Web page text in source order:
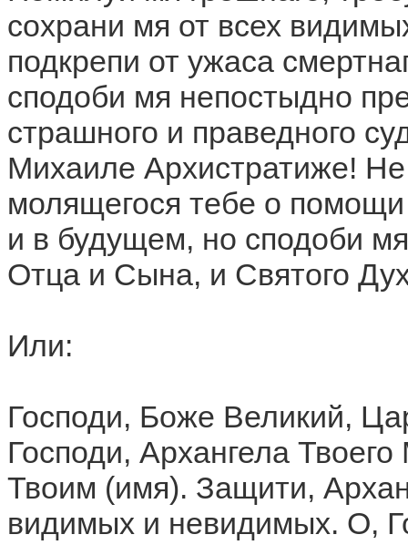
сохрани мя от всех
подкрепи от ужаса
сподоби мя непостыдно
страшного и праведного
Михаиле Архистратиже!
молящегося тебе о
и в будущем, но сподоби
Отца и Сына, и Святого
Или:
Господи, Боже Великий,
Господи, Архангела
Твоим (имя). Защити,
видимых и невидимых. О,